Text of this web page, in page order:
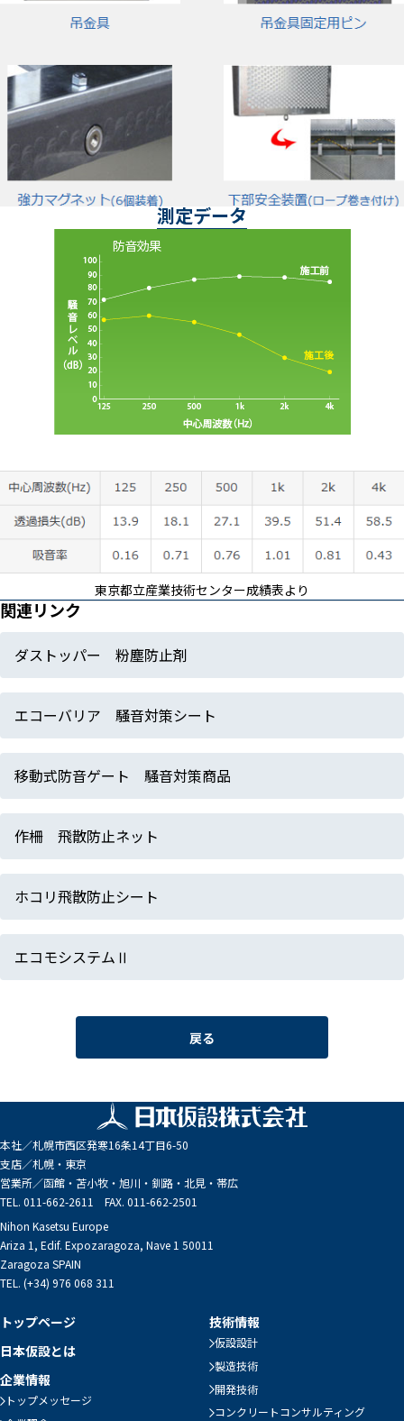
測定データ
東京都立産業技術センター成績表より
関連リンク
ダストッパー 粉塵防止剤
エコーバリア 騒音対策シート
移動式防音ゲート 騒音対策商品
作柵 飛散防止ネット
ホコリ飛散防止シート
エコモシステムⅡ
戻る
本社／札幌市西区発寒16条14丁目6-50
支店／札幌・東京
営業所／函館・苫小牧・旭川・釧路・北見・帯広
TEL. 011-662-2611 FAX. 011-662-2501
Nihon Kasetsu Europe
Ariza 1, Edif. Expozaragoza, Nave 1 50011
Zaragoza SPAIN
TEL. (+34) 976 068 311
トップページ
日本仮設とは
企業情報
トップメッセージ
技術情報
仮設設計
製造技術
開発技術
コンクリートコンサルティング